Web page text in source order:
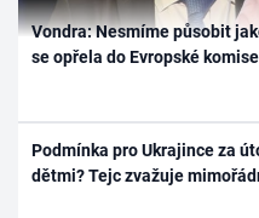
Vondra: Nesmíme působit
se opřela do Evropské komise
Podmínka pro Ukrajince za
dětmi? Tejc zvažuje